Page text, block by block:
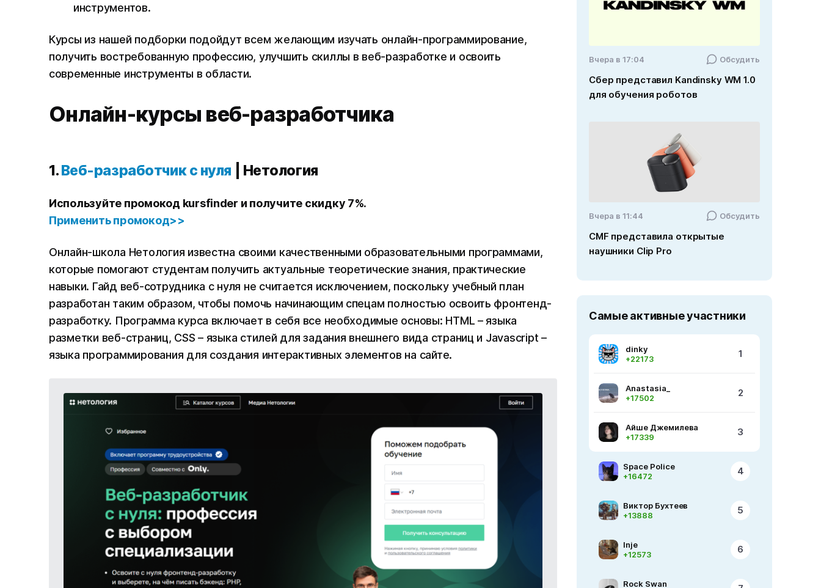
инструментов.
Курсы из нашей подборки подойдут всем желающим изучать онлайн-программирование,
получить востребованную профессию, улучшить скиллы в веб-разработке и освоить
современные инструменты в области.
Онлайн-курсы веб-разработчика
1.Веб-разработчик с нуля | Нетология
Используйте промокод kursfinder и получите скидку 7%.
Применить промокод>>
Онлайн-школа Нетология известна своими качественными образовательными программами,
которые помогают студентам получить актуальные теоретические знания, практические
навыки. Гайд веб-сотрудника с нуля не считается исключением, поскольку учебный план
разработан таким образом, чтобы помочь начинающим спецам полностью освоить фронтенд-
разработку. Программа курса включает в себя все необходимые основы: HTML – языка
разметки веб-страниц, CSS – языка стилей для задания внешнего вида страниц и Javascript –
языка программирования для создания интерактивных элементов на сайте.
Вчера в 17:04 Обсудить
Сбер представил Kandinsky WM 1.0
для обучения роботов
Вчера в 11:44 Обсудить
CMF представила открытые
наушники Clip Pro
Самые активные участники
dinky
+22173
1
Anastasia_
+17502
2
Айше Джемилева
+17339
3
Space Police
+16472
4
Виктор Бухтеев
+13888
5
Inje
+12573
6
Rock Swan